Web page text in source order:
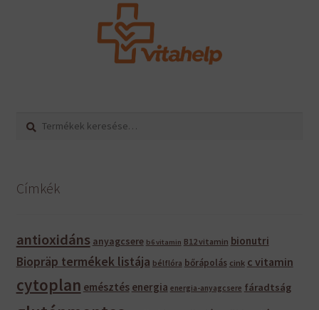
Keresés
Keresés
Címkék
antioxidáns anyagcsere b6 vitamin B12 vitamin bionutri
Biopräp termékek listája bélflóra bőrápolás cink c vitamin
cytoplan emésztés energia energia-anyagcsere fáradtság